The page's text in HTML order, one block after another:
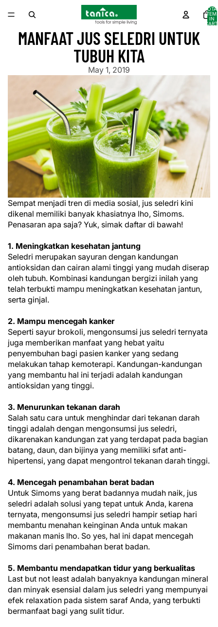
IN
MANFAAT JUS SELEDRI UNTUK
TUBUH KITA
May 1, 2019
Sempat menjadi tren di media sosial, jus seledri kini
dikenal memiliki banyak khasiatnya lho, Simoms.
Penasaran apa saja? Yuk, simak daftar di bawah!
1. Meningkatkan kesehatan jantung
Seledri merupakan sayuran dengan kandungan
antioksidan dan cairan alami tinggi yang mudah diserap
oleh tubuh. Kombinasi kandungan bergizi inilah yang
telah terbukti mampu meningkatkan kesehatan jantun,
serta ginjal.
2. Mampu mencegah kanker
Seperti sayur brokoli, mengonsumsi jus seledri ternyata
juga memberikan manfaat yang hebat yaitu
penyembuhan bagi pasien kanker yang sedang
melakukan tahap kemoterapi. Kandungan-kandungan
yang membantu hal ini terjadi adalah kandungan
antioksidan yang tinggi.
3. Menurunkan tekanan darah
Salah satu cara untuk menghindar dari tekanan darah
tinggi adalah dengan mengonsumsi jus seledri,
dikarenakan kandungan zat yang terdapat pada bagian
batang, daun, dan bijinya yang memiliki sıfat anti-
hipertensi, yang dapat mengontrol tekanan darah tinggi.
4. Mencegah penambahan berat badan
Untuk Simoms yang berat badannya mudah naik, jus
seledri adalah solusi yang tepat untuk Anda, karena
ternyata, mengonsumsi jus seledri hampir setiap hari
membantu menahan keinginan Anda untuk makan
makanan manis lho. So yes, hal ini dapat mencegah
Simoms dari penambahan berat badan.
5. Membantu mendapatkan tidur yang berkualitas
Last but not least adalah banyaknya kandungan mineral
dan minyak esensial dalam jus seledri yang mempunyai
efek relaxation pada sistem saraf Anda, yang terbukti
bermanfaat bagi yang sulit tidur.